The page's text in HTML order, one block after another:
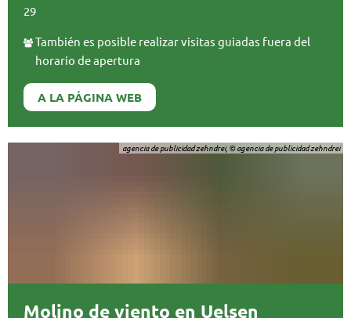
29
También es posible realizar visitas guiadas fuera del
horario de apertura
A LA PÁGINA WEB
agencia de publicidad zehndrei, © agencia de publicidad zehndrei
Molino de viento en Uelsen